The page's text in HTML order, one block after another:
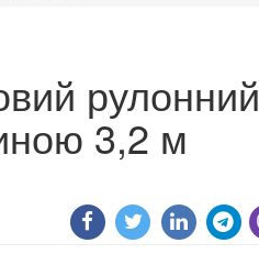
рулонний
3,2 м